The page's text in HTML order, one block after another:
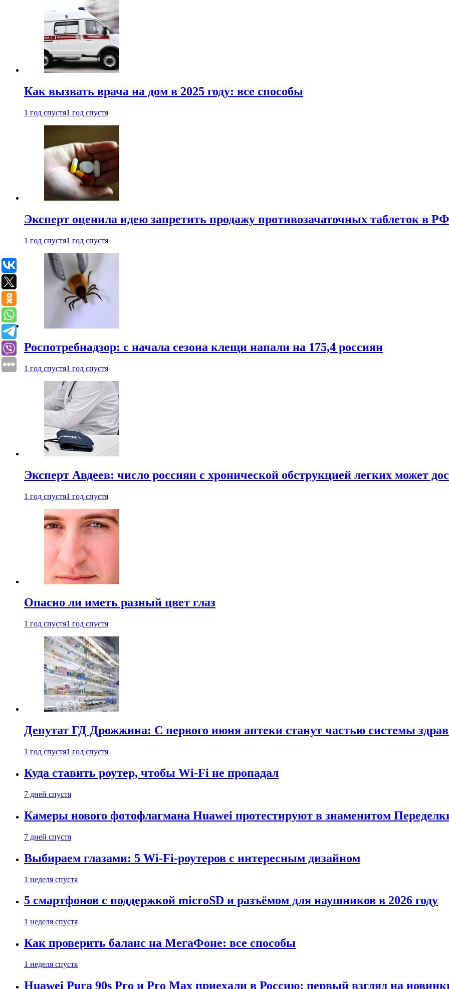
Как вызвать врача на дом в 2025 году: все способы
1 год спустя1 год спустя
Эксперт оценила идею запретить продажу противозачаточных таблеток в РФ
1 год спустя1 год спустя
Роспотребнадзор: с начала сезона клещи напали на 175,4 россиян
1 год спустя1 год спустя
Эксперт Авдеев: число россиян с хронической обструкцией легких может
1 год спустя1 год спустя
Опасно ли иметь разный цвет глаз
1 год спустя1 год спустя
Депутат ГД Дрожжина: С первого июня аптеки станут частью системы
1 год спустя1 год спустя
Куда ставить роутер, чтобы Wi-Fi не пропадал
7 дней спустя
Камеры нового фотофлагмана Huawei протестируют в знаменитом
7 дней спустя
Выбираем глазами: 5 Wi-Fi-роутеров с интересным дизайном
1 неделя спустя
5 смартфонов с поддержкой microSD и разъёмом для наушников в 2026 году
1 неделя спустя
Как проверить баланс на МегаФоне: все способы
1 неделя спустя
Huawei Pura 90s Pro и Pro Max приехали в Россию: первый взгляд на